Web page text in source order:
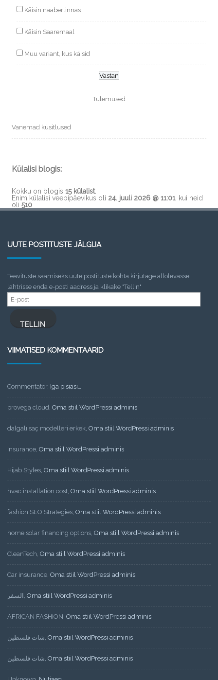
Käisin naaberlinnas
Käisin Saaremaal
Muu variant, kus käisid
Tulemused
Vanemad küsitlused
Külalisi blogis:
Kokku on blogis 15 külalist.
Enim külalisi veebipäevikus oli 24. juuli 2026 @ 11:01 , kui neid
oli 510
UUTE POSTITUSTE JÄLGIJA
Teavituste saamiseks uute postituste kohta kirjutage allolevasse
lahtrisse enda e-posti aadress ja klikake "Tellin"
E-
post
TELLIN
VIIMATISED KOMMENTAARID
Commentator, Iga pisiasi…
provega cloud, Oma stiil WordPressi adminis
dalgalı saç modelleri erkek, Oma stiil WordPressi adminis
Insurance, Oma stiil WordPressi adminis
Hijab Styles, Oma stiil WordPressi adminis
hvac installation cost, Oma stiil WordPressi adminis
fashion SEO Strategies, Oma stiil WordPressi adminis
home solar financing options, Oma stiil WordPressi adminis
CleanTech, Oma stiil WordPressi adminis
Car insurance, Oma stiil WordPressi adminis
السفر , Oma stiil WordPressi adminis
AFRICAN FASHION, Oma stiil WordPressi adminis
شات فلسطين, Oma stiil WordPressi adminis
شات فلسطين, Oma stiil WordPressi adminis